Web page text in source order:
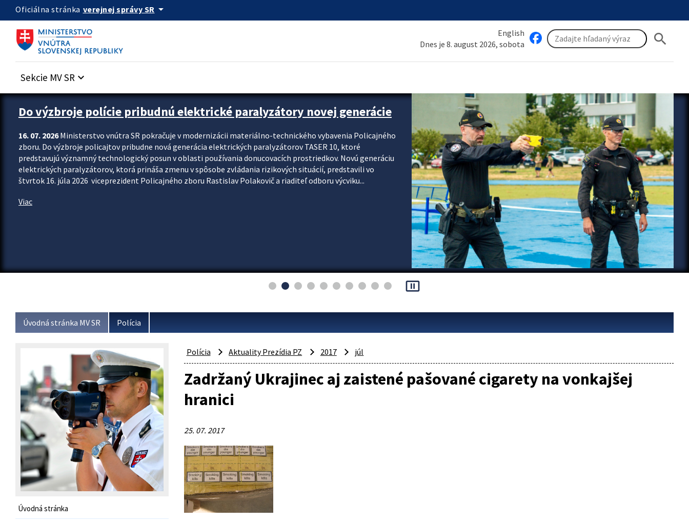
Preskocit na hlavný obsah
Oficiálna stránka verejnej správy SR arrow_drop_down
English
Dnes je 8. august 2026, sobota
search
Sekcie MV SR keyboard_arrow_down
Zastavit automatický posun upútavok
Do výzbroje polície pribudnú elektrické paralyzátory novej generácie
16. 07. 2026Ministerstvo vnútra SR pokračuje v modernizácii materiálno-technického vybavenia Policajného
zboru. Do výzbroje policajtov pribudne nová generácia elektrických paralyzátorov TASER 10, ktoré
predstavujú významný technologický posun v oblasti používania donucovacích prostriedkov. Novú generáciu
elektrických paralyzátorov, ktorá prináša zmenu v spôsobe zvládania rizikových situácií, predstavili vo
štvrtok 16. júla 2026 viceprezident Policajného zboru Rastislav Polakovič a riaditeľ odboru výcviku...
Viac
pause_presentation
Úvodná stránka MV SR Polícia
Úvodná stránka
Polícia Aktuality Prezídia PZ 2017 júl
Zadržaný Ukrajinec aj zaistené pašované cigarety na vonkajšej
hranici
25. 07. 2017